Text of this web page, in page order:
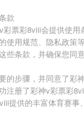
款
彩票彩8viii会提供使用
使用规范、隐私政策
些条款，并确保您同意
的步骤，并同意了彩
注册了彩神v彩票彩
提供的丰富体育赛事